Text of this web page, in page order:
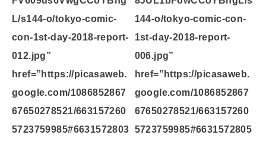
L/s144-o/tokyo-comic-
con-1st-day-2018-report-
012.jpg”
href=”https://picasaweb.
google.com/1086852867
67650278521/663157260
5723759985#6631572803
144-o/tokyo-comic-con-
1st-day-2018-report-
006.jpg”
href=”https://picasaweb.
google.com/1086852867
67650278521/663157260
5723759985#6631572805